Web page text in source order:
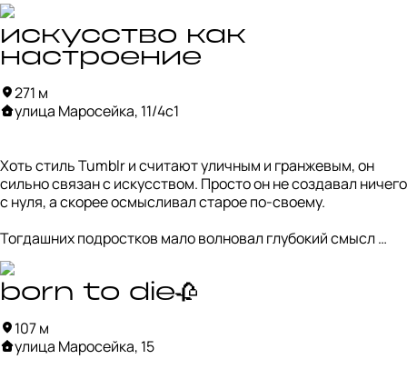
тусклые цвета, эффект винтажной фотографии,
передающий чувство ностальгии и тоски по прошлому, и
настроение «на сложном».
Интерес создается за счет контрастов — нежные
элементы вроде цветов соседствуют с грубыми
текстурами, таких как кожа или бетон, а завершает визуал
Окрестности Китай-города как раз сочетают в себе эти
две противоположности: за старыми неоклассическими
домами скрывается яркая неоновая жизнь Москвы.
искусство как
настроение
271 м
улица Маросейка, 11/4с1
Хоть стиль Tumblr и считают уличным и гранжевым, он
сильно связан с искусством. Просто он не создавал ничего
с нуля, а скорее осмысливал старое по-своему.
Тогдашних подростков мало волновал глубокий смысл
живописи, скульптуры и других направлений. Они
выдергивали из них контекст, настроение, добавляли свои
фильтры — так и рождались те самые коллажи и фото
сохраненки.
born to die🥀
107 м
улица Маросейка, 15